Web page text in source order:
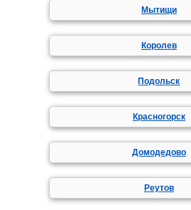
Мытищи
Королев
Подольск
Красногорск
Домодедово
Реутов